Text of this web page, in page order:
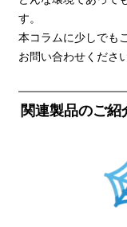
す。
本コラムに少しでも
お問い合わせください
関連製品のご紹